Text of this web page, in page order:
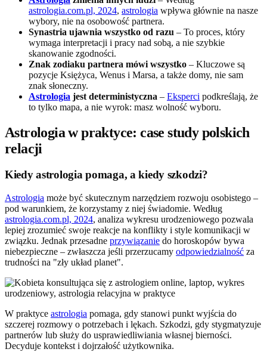
astrologia.com.pl, 2024, astrologia wpływa głównie na nasze
wybory, nie na osobowość partnera.
Synastria ujawnia wszystko od razu – To proces, który
wymaga interpretacji i pracy nad sobą, a nie szybkie
skanowanie zgodności.
Znak zodiaku partnera mówi wszystko – Kluczowe są
pozycje Księżyca, Wenus i Marsa, a także domy, nie sam
znak słoneczny.
Astrologia jest deterministyczna – Eksperci podkreślają, że
to tylko mapa, a nie wyrok: masz wolność wyboru.
Astrologia w praktyce: case study polskich
relacji
Kiedy astrologia pomaga, a kiedy szkodzi?
Astrologia może być skutecznym narzędziem rozwoju osobistego –
pod warunkiem, że korzystamy z niej świadomie. Według
astrologia.com.pl, 2024, analiza wykresu urodzeniowego pozwala
lepiej zrozumieć swoje reakcje na konflikty i style komunikacji w
związku. Jednak przesadne przywiązanie do horoskopów bywa
niebezpieczne – zwłaszcza jeśli przerzucamy odpowiedzialność za
trudności na "zły układ planet".
W praktyce astrologia pomaga, gdy stanowi punkt wyjścia do
szczerej rozmowy o potrzebach i lękach. Szkodzi, gdy stygmatyzuje
partnerów lub służy do usprawiedliwiania własnej bierności.
Decyduje kontekst i dojrzałość użytkownika.